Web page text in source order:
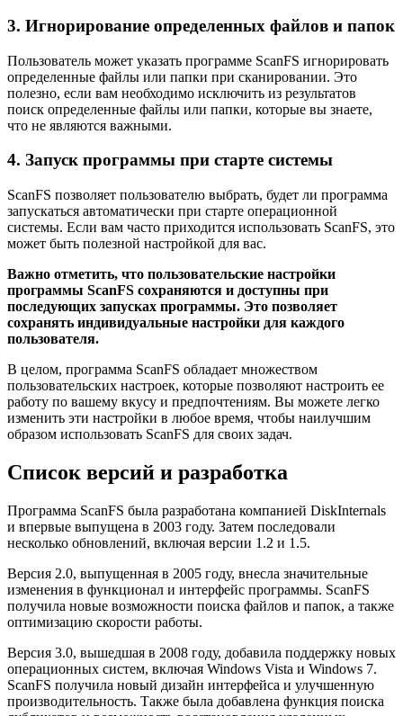
3. Игнорирование определенных файлов и папок
Пользователь может указать программе ScanFS игнорировать
определенные файлы или папки при сканировании. Это
полезно, если вам необходимо исключить из результатов
поиск определенные файлы или папки, которые вы знаете,
что не являются важными.
4. Запуск программы при старте системы
ScanFS позволяет пользователю выбрать, будет ли программа
запускаться автоматически при старте операционной
системы. Если вам часто приходится использовать ScanFS, это
может быть полезной настройкой для вас.
Важно отметить, что пользовательские настройки
программы ScanFS сохраняются и доступны при
последующих запусках программы. Это позволяет
сохранять индивидуальные настройки для каждого
пользователя.
В целом, программа ScanFS обладает множеством
пользовательских настроек, которые позволяют настроить ее
работу по вашему вкусу и предпочтениям. Вы можете легко
изменить эти настройки в любое время, чтобы наилучшим
образом использовать ScanFS для своих задач.
Список версий и разработка
Программа ScanFS была разработана компанией DiskInternals
и впервые выпущена в 2003 году. Затем последовали
несколько обновлений, включая версии 1.2 и 1.5.
Версия 2.0, выпущенная в 2005 году, внесла значительные
изменения в функционал и интерфейс программы. ScanFS
получила новые возможности поиска файлов и папок, а также
оптимизацию скорости работы.
Версия 3.0, вышедшая в 2008 году, добавила поддержку новых
операционных систем, включая Windows Vista и Windows 7.
ScanFS получила новый дизайн интерфейса и улучшенную
производительность. Также была добавлена функция поиска